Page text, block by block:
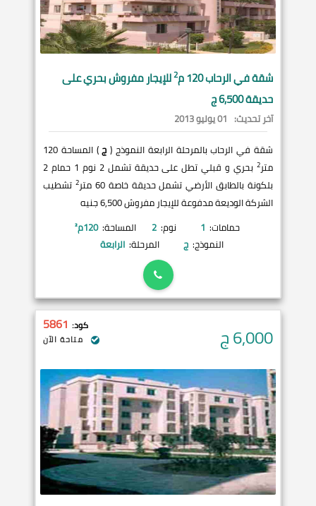
شقة فيالرحاب120 م 2للإيجار مفروش بحري على
حديقة 6,500 ج
آخر تحديث: 01 يوليو 2013
شقة في الرحاب بالمرحلة الرابعة النموذج ( ج
) المساحة 120
متر2
بحري و قبلي تطل على حديقة تشمل 2 نوم 1 حمام 2
بلكونة بالطابق الأرضي تشمل حديقة خاصة 60 متر
2 تشطيب
الشركة الوديعة مدفوعة للإيجار مفروش 6,500 جنيه
حمامات: 1 نوم: 2 المساحة: 120م²
النموذج: ج المرحلة: الرابعة
6,000ج كود: 5861
متاحة الآن